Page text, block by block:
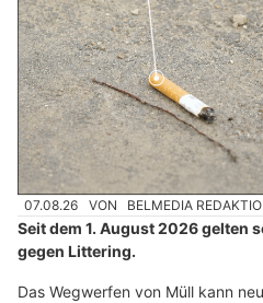
07.08.26 VON BELMEDIA
Seit dem 1. August 2026 gelten
gegen Littering.
Das Wegwerfen von Müll kann